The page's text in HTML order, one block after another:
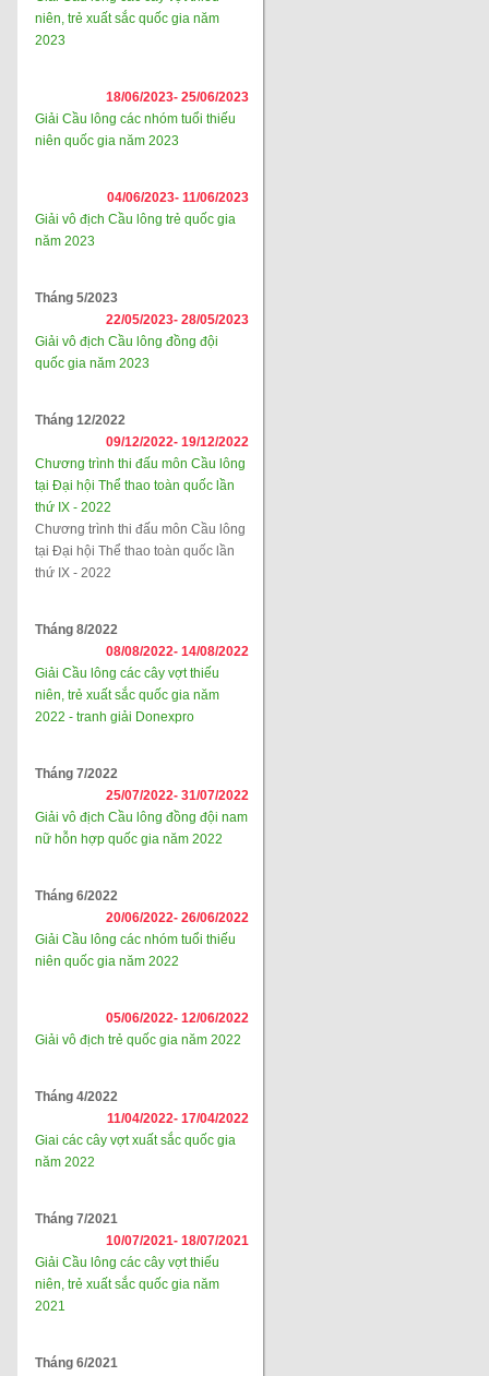
niên, trẻ xuất sắc quốc gia năm
2023
18/06/2023- 25/06/2023
Giải Cầu lông các nhóm tuổi thiếu
niên quốc gia năm 2023
04/06/2023- 11/06/2023
Giải vô địch Cầu lông trẻ quốc gia
năm 2023
Tháng 5/2023
22/05/2023- 28/05/2023
Giải vô địch Cầu lông đồng đội
quốc gia năm 2023
Tháng 12/2022
09/12/2022- 19/12/2022
Chương trình thi đấu môn Cầu lông
tại Đại hội Thể thao toàn quốc lần
thứ IX - 2022
Chương trình thi đấu môn Cầu lông
tại Đại hội Thể thao toàn quốc lần
thứ IX - 2022
Tháng 8/2022
08/08/2022- 14/08/2022
Giải Cầu lông các cây vợt thiếu
niên, trẻ xuất sắc quốc gia năm
2022 - tranh giải Donexpro
Tháng 7/2022
25/07/2022- 31/07/2022
Giải vô địch Cầu lông đồng đội nam
nữ hỗn hợp quốc gia năm 2022
Tháng 6/2022
20/06/2022- 26/06/2022
Giải Cầu lông các nhóm tuổi thiếu
niên quốc gia năm 2022
05/06/2022- 12/06/2022
Giải vô địch trẻ quốc gia năm 2022
Tháng 4/2022
11/04/2022- 17/04/2022
Giai các cây vợt xuất sắc quốc gia
năm 2022
Tháng 7/2021
10/07/2021- 18/07/2021
Giải Cầu lông các cây vợt thiếu
niên, trẻ xuất sắc quốc gia năm
2021
Tháng 6/2021